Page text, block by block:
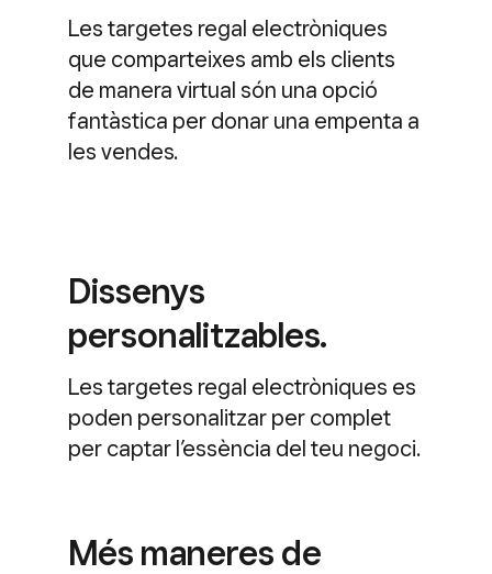
Les targetes regal electròniques
que comparteixes amb els clients
de manera virtual són una opció
fantàstica per donar una empenta a
les vendes.
Dissenys
personalitzables.
Les targetes regal electròniques es
poden personalitzar per complet
per captar l’essència del teu negoci.
Més maneres de